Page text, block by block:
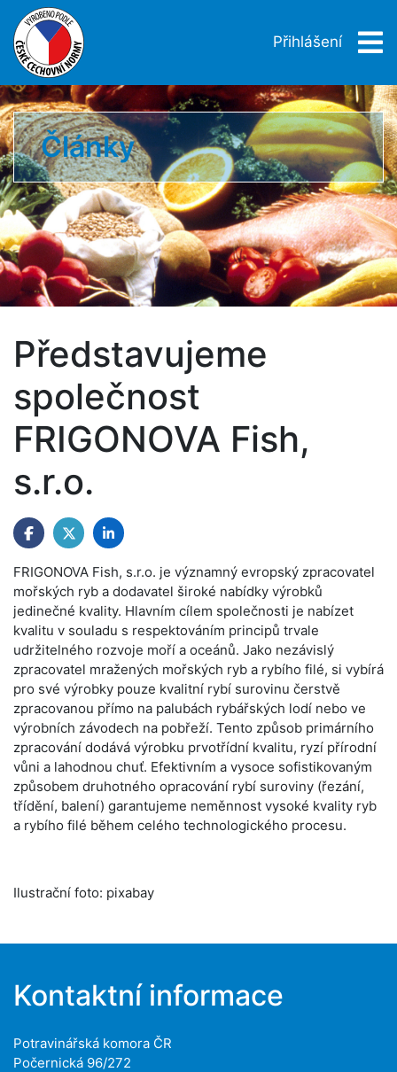
Přihlášení
Články
Představujeme
společnost
FRIGONOVA Fish,
s.r.o.
FRIGONOVA Fish, s.r.o. je významný evropský zpracovatel
mořských ryb a dodavatel široké nabídky výrobků
jedinečné kvality. Hlavním cílem společnosti je nabízet
kvalitu v souladu s respektováním principů trvale
udržitelného rozvoje moří a oceánů. Jako nezávislý
zpracovatel mražených mořských ryb a rybího filé, si vybírá
pro své výrobky pouze kvalitní rybí surovinu čerstvě
zpracovanou přímo na palubách rybářských lodí nebo ve
výrobních závodech na pobřeží. Tento způsob primárního
zpracování dodává výrobku prvotřídní kvalitu, ryzí přírodní
vůni a lahodnou chuť. Efektivním a vysoce sofistikovaným
způsobem druhotného opracování rybí suroviny (řezání,
třídění, balení) garantujeme neměnnost vysoké kvality ryb
a rybího filé během celého technologického procesu.
Ilustrační foto: pixabay
Kontaktní informace
Potravinářská komora ČR
Počernická 96/272